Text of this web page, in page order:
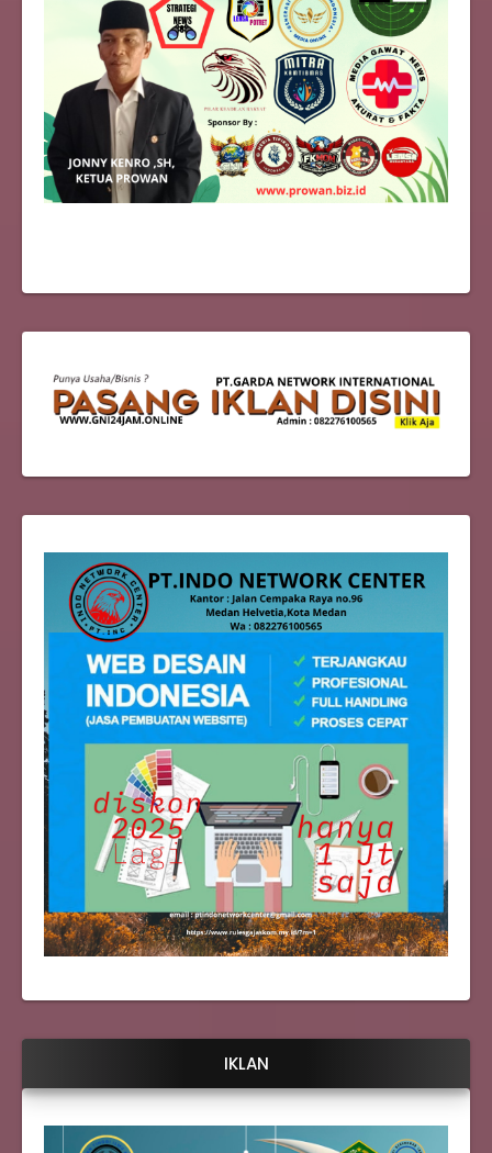
IKLAN